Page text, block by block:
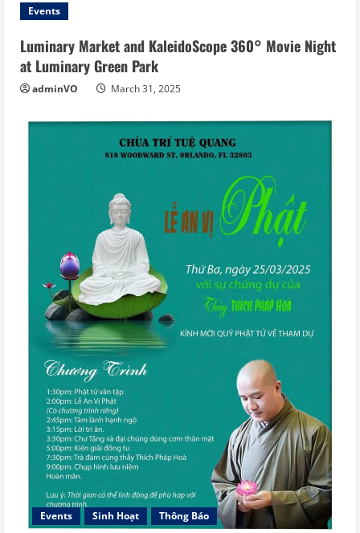
Events
Luminary Market and KaleidoScope 360° Movie Night
at Luminary Green Park
adminVO March 31, 2025
Events Sinh Hoạt Thông Báo